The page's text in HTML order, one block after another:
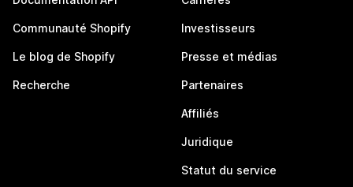
Communauté Shopify
Le blog de Shopify
Recherche
Investisseurs
Presse et médias
Partenaires
Affiliés
Juridique
Statut du service